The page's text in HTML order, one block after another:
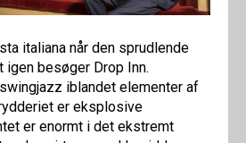
italiana når den sprudlende
besøger Drop Inn.
iblandet elementer af
er eksplosive
er enormt i det ekstremt